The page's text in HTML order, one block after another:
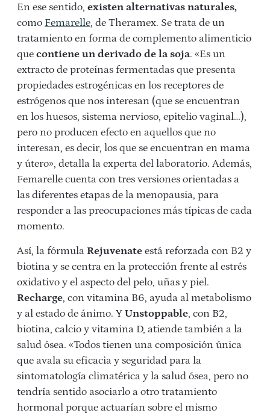
En ese sentido, existen alternativas naturales,
como Femarelle, de Theramex. Se trata de un
tratamiento en forma de complemento alimenticio
que contiene un derivado de la soja. «Es un
extracto de proteínas fermentadas que presenta
propiedades estrogénicas en los receptores de
estrógenos que nos interesan (que se encuentran
en los huesos, sistema nervioso, epitelio vaginal…),
pero no producen efecto en aquellos que no
interesan, es decir, los que se encuentran en mama
y útero», detalla la experta del laboratorio. Además,
Femarelle cuenta con tres versiones orientadas a
las diferentes etapas de la menopausia, para
responder a las preocupaciones más típicas de cada
momento.
Así, la fórmula Rejuvenate está reforzada con B2 y
biotina y se centra en la protección frente al estrés
oxidativo y el aspecto del pelo, uñas y piel.
Recharge, con vitamina B6, ayuda al metabolismo
y al estado de ánimo. Y Unstoppable, con B2,
biotina, calcio y vitamina D, atiende también a la
salud ósea. «Todos tienen una composición única
que avala su eficacia y seguridad para la
sintomatología climatérica y la salud ósea, pero no
tendría sentido asociarlo a otro tratamiento
hormonal porque actuarían sobre el mismo